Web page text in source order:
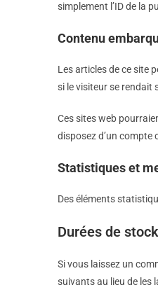
simplement l’ID de la
Contenu
Les articles de ce site
si le visiteur se rendait
Ces sites web
disposez d’un compte
Statistiques et
Des éléments
Durées de
Si vous laissez un
suivants au lieu de les